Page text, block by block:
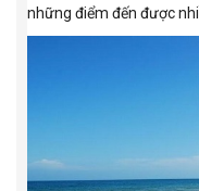
những điểm đến được